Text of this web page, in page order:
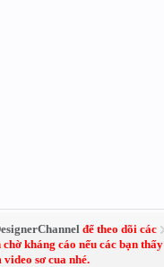
để theo dõi các
kháng cáo nếu các bạn thấy
sơ cua nhé.